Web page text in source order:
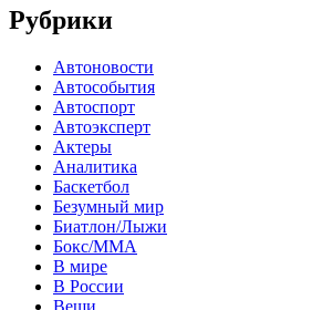
Рубрики
Автоновости
Автособытия
Автоспорт
Автоэксперт
Актеры
Аналитика
Баскетбол
Безумный мир
Биатлон/Лыжи
Бокс/MMA
В мире
В России
Вещи